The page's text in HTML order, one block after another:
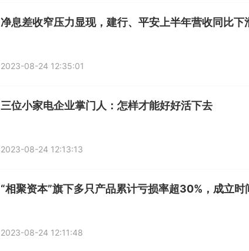
2023-08-24 12:35:01
三位小家电企业掌门人：怎样才能好好活下去
2023-08-24 12:13:13
2023-08-24 12:11:48